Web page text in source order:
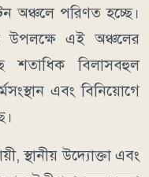
অঞ্চলে পরিণত হচ্ছে।
এই অঞ্চলের
শতাধিক বিলাসবহুল
এবং বিনিয়োগে
স্থানীয় উদ্যোক্তা এবং